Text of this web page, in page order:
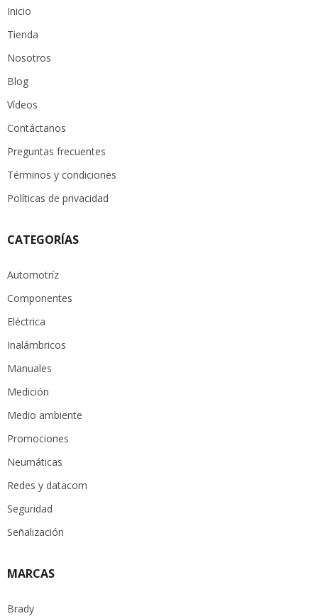
Inicio
Tienda
Nosotros
Blog
Vídeos
Contáctanos
Preguntas frecuentes
Términos y condiciones
Políticas de privacidad
CATEGORÍAS
Automotríz
Componentes
Eléctrica
Inalámbricos
Manuales
Medición
Medio ambiente
Promociones
Neumáticas
Redes y datacom
Seguridad
Señalización
MARCAS
Brady